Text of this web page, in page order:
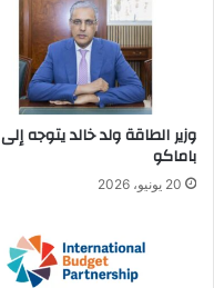
وزير الطاقة ولد خالد يتوجه إلى
باماكو
20 يونيو، 2026